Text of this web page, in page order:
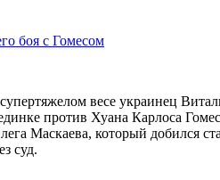
боя с Гомесом
весе украинец
против Хуана Карлоса
Маскаева, который добился
суд.